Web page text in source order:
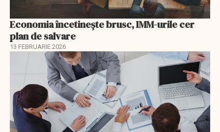
Economia încetinește brusc, IMM-urile cer
plan de salvare
13 FEBRUARIE 2026